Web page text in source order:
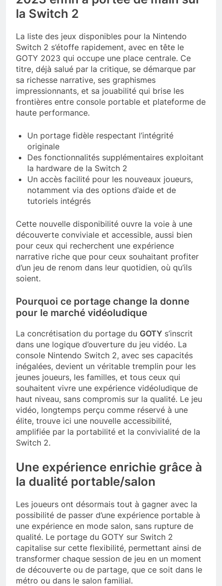
la Switch 2
La liste des jeux disponibles pour la Nintendo
Switch 2 s’étoffe rapidement, avec en tête le
GOTY 2023 qui occupe une place centrale. Ce
titre, déjà salué par la critique, se démarque par
sa richesse narrative, ses graphismes
impressionnants, et sa jouabilité qui brise les
frontières entre console portable et plateforme de
haute performance.
Un portage fidèle respectant l’intégrité
originale
Des fonctionnalités supplémentaires exploitant
la hardware de la Switch 2
Un accès facilité pour les nouveaux joueurs,
notamment via des options d’aide et de
tutoriels intégrés
Cette nouvelle disponibilité ouvre la voie à une
découverte conviviale et accessible, aussi bien
pour ceux qui recherchent une expérience
narrative riche que pour ceux souhaitant profiter
d’un jeu de renom dans leur quotidien, où qu’ils
soient.
Pourquoi ce portage change la donne
pour le marché vidéoludique
La concrétisation du portage du GOTY s’inscrit
dans une logique d’ouverture du jeu vidéo. La
console Nintendo Switch 2, avec ses capacités
inégalées, devient un véritable tremplin pour les
jeunes joueurs, les familles, et tous ceux qui
souhaitent vivre une expérience vidéoludique de
haut niveau, sans compromis sur la qualité. Le jeu
vidéo, longtemps perçu comme réservé à une
élite, trouve ici une nouvelle accessibilité,
amplifiée par la portabilité et la convivialité de la
Switch 2.
Une expérience enrichie grâce à
la dualité portable/salon
Les joueurs ont désormais tout à gagner avec la
possibilité de passer d’une expérience portable à
une expérience en mode salon, sans rupture de
qualité. Le portage du GOTY sur Switch 2
capitalise sur cette flexibilité, permettant ainsi de
transformer chaque session de jeu en un moment
de découverte ou de partage, que ce soit dans le
métro ou dans le salon familial.